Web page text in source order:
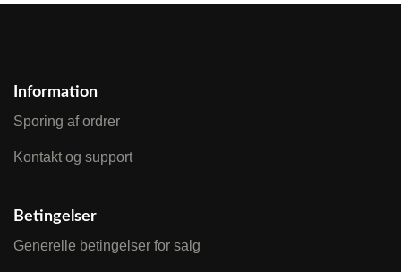
Information
Sporing af ordrer
Kontakt og support
Betingelser
Generelle betingelser for salg